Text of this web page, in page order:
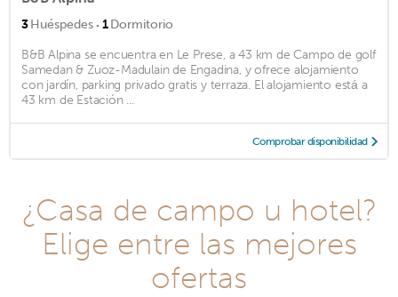
3Huéspedes · 1Dormitorio
B&B Alpina se encuentra en Le Prese, a 43 km de Campo de golf
Samedan & Zuoz-Madulain de Engadina, y ofrece alojamiento
con jardín, parking privado gratis y terraza. El alojamiento está a
43 km de Estación ...
Comprobar disponibilidad
¿Casa de campo u hotel?
Elige entre las mejores
ofertas